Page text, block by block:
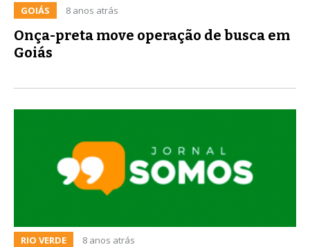
GOIÁS 8 anos atrás
Onça-preta move operação de busca em
Goiás
RIO VERDE 8 anos atrás